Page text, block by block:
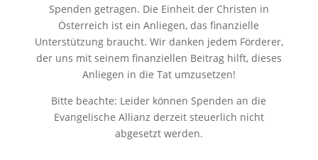
Spenden getragen. Die Einheit der Christen in
Österreich ist ein Anliegen, das finanzielle
Unterstützung braucht. Wir danken jedem Förderer,
der uns mit seinem finanziellen Beitrag hilft, dieses
Anliegen in die Tat umzusetzen!
Bitte beachte: Leider können Spenden an die
Evangelische Allianz derzeit steuerlich nicht
abgesetzt werden.